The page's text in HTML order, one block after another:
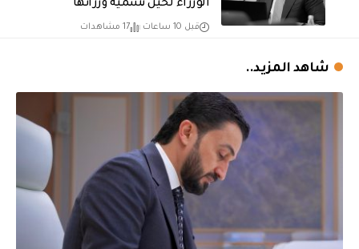
الوزراء لحين تسمية وزرائها
قبل 10 ساعات 17 مشاهدات
شاهد المزيد..